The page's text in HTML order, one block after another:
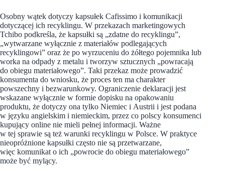
Osobny wątek dotyczy kapsułek Cafissimo i komunikacji
dotyczącej ich recyklingu. W przekazach marketingowych
Tchibo podkreśla, że kapsułki są „zdatne do recyklingu”,
„wytwarzane wyłącznie z materiałów podlegających
recyklingowi” oraz że po wyrzuceniu do żółtego pojemnika lub
worka na odpady z metalu i tworzyw sztucznych „powracają
do obiegu materiałowego”. Taki przekaz może prowadzić
konsumenta do wniosku, że proces ten ma charakter
powszechny i bezwarunkowy. Ograniczenie deklaracji jest
wskazane wyłącznie w formie dopisku na opakowaniu
produktu, że dotyczy ona tylko Niemiec i Austrii i jest podana
w języku angielskim i niemieckim, przez co polscy konsumenci
kupujący online nie mieli pełnej informacji. Ważne
w tej sprawie są też warunki recyklingu w Polsce. W praktyce
nieopróżnione kapsułki często nie są przetwarzane,
więc komunikat o ich „powrocie do obiegu materiałowego”
może być mylący.